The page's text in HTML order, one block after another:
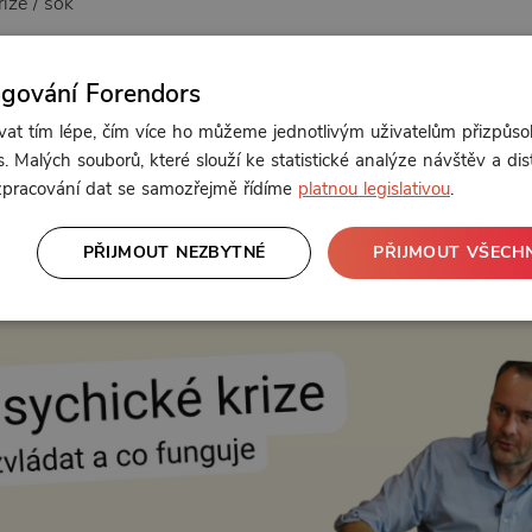
něco
chování
činnosti
člověk v krizi
Forendors
tím lépe, čím více ho můžeme jednotlivým uživatelům
Malých souborů, které slouží ke statistické analýze návštěv a
dat se samozřejmě řídíme platnou legislativou.
PŘIJMOUT
PŘIJMOUT NEZBYTNÉ